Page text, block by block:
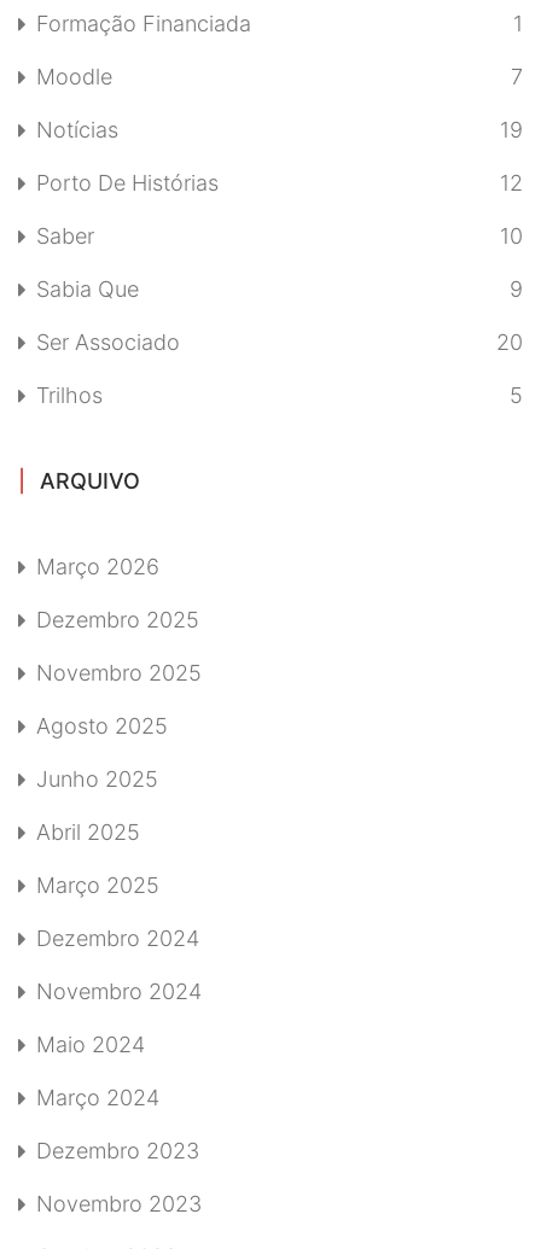
Formação Financiada 1
Moodle 7
Notícias 19
Porto De Histórias 12
Saber 10
Sabia Que 9
Ser Associado 20
Trilhos 5
ARQUIVO
Março 2026
Dezembro 2025
Novembro 2025
Agosto 2025
Junho 2025
Abril 2025
Março 2025
Dezembro 2024
Novembro 2024
Maio 2024
Março 2024
Dezembro 2023
Novembro 2023